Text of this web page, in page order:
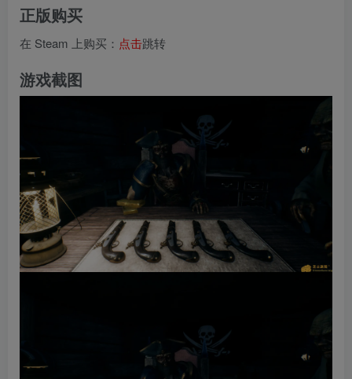
正版购买
在 Steam 上购买： 点击跳转
游戏截图